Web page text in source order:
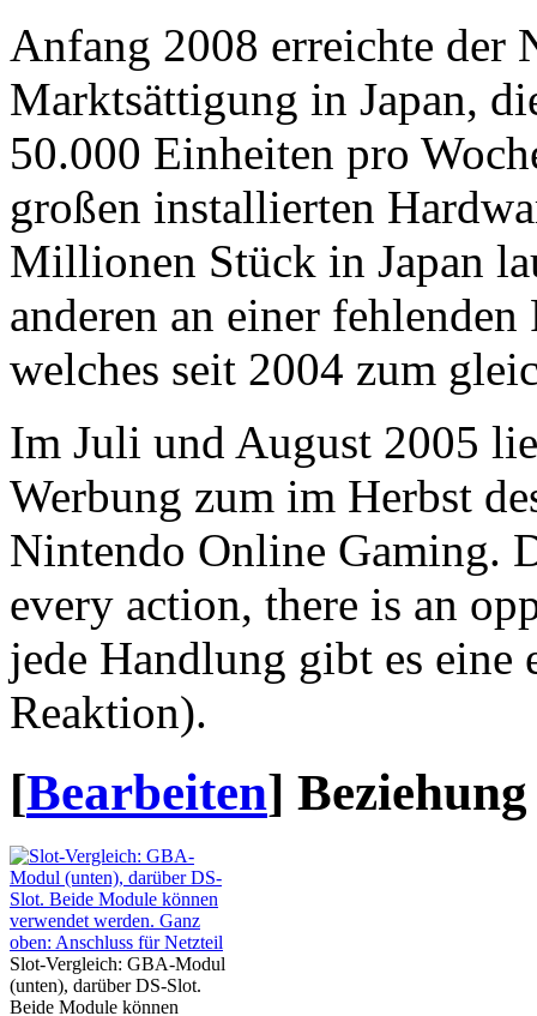
Anfang 2008 erreichte der
Marktsättigung in Japan,
50.000 Einheiten pro
großen installierten
Millionen Stück in Japan
anderen an einer fehlenden
welches seit 2004 zum
Im Juli und August 2005
Werbung zum im Herbst
Nintendo Online Gaming.
every action, there is an
jede Handlung gibt es eine
Reaktion).
[Bearbeiten]
Slot-Vergleich: GBA-Modul
(unten), darüber DS-Slot.
Beide Module können